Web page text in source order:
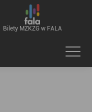
Bilety MZKZG w FALA